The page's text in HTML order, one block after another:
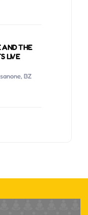
AND THE
LIVE
BZ